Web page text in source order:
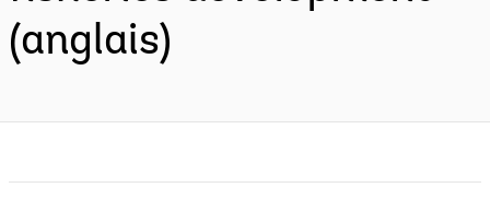
(anglais)